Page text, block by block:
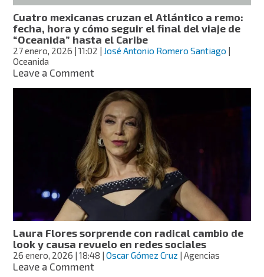
y
WhatsApp
Cuatro mexicanas cruzan el Atlántico a remo:
fecha, hora y cómo seguir el final del viaje de
“Oceanida” hasta el Caribe
27 enero, 2026 | 11:02 | José Antonio Romero Santiago |
Oceanida
Leave a Commenton
mexicanas
cruzan
el
Atlántico
a
remo:
fecha,
hora
y
cómo
el
final
del
viaje
Laura Flores sorprende con radical cambio de
look y causa revuelo en redes sociales
26 enero, 2026 | 18:48 |Oscar Gómez Cruz | Agencias
Leave a Commenton